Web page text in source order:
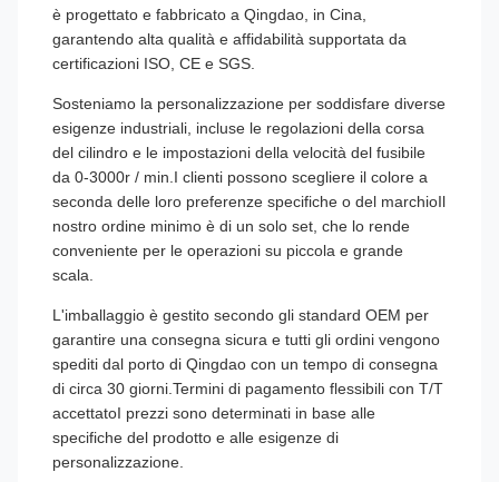
è progettato e fabbricato a Qingdao, in Cina,
garantendo alta qualità e affidabilità supportata da
certificazioni ISO, CE e SGS.
Sosteniamo la personalizzazione per soddisfare diverse
esigenze industriali, incluse le regolazioni della corsa
del cilindro e le impostazioni della velocità del fusibile
da 0-3000r / min.I clienti possono scegliere il colore a
seconda delle loro preferenze specifiche o del marchioIl
nostro ordine minimo è di un solo set, che lo rende
conveniente per le operazioni su piccola e grande
scala.
L'imballaggio è gestito secondo gli standard OEM per
garantire una consegna sicura e tutti gli ordini vengono
spediti dal porto di Qingdao con un tempo di consegna
di circa 30 giorni.Termini di pagamento flessibili con T/T
accettatoI prezzi sono determinati in base alle
specifiche del prodotto e alle esigenze di
personalizzazione.